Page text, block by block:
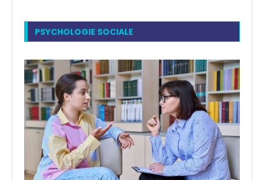
PSYCHOLOGIE SOCIALE